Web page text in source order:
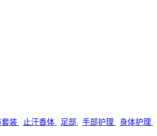
装 止汗香体 足部 手部护理 身体护理